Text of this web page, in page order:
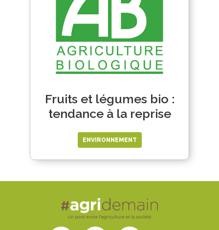
Fruits et légumes bio :
tendance à la reprise
ENVIRONNEMENT